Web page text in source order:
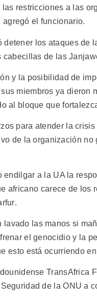
restricciones a las
el funcionario.
detener los ataques de
de las
y la posibilidad de
miembros ya dieron
al bloque que
para atender la
de la organización
endilgar a la UA la
africano carece de
lavado las manos si
el genocidio y la
está ocurriendo en
TransAfrica
de la ONU a